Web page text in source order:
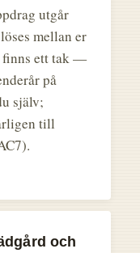
utgår
mellan er
finns ett tak —
på
själv;
till
och